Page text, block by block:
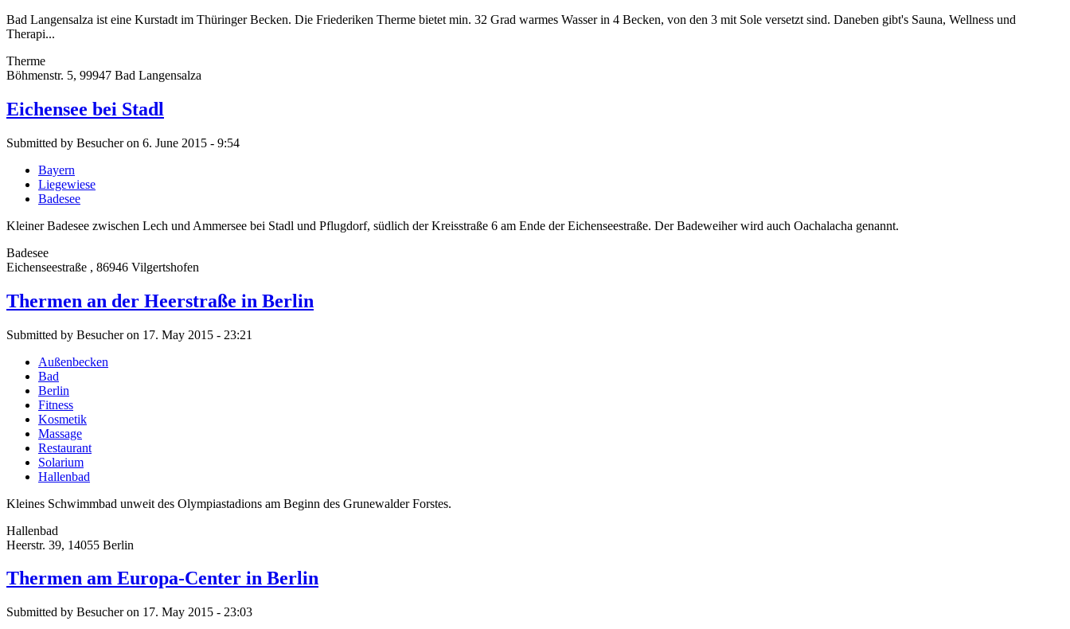
Bad Langensalza ist eine Kurstadt im Thüringer Becken. Die Friederiken Therme bietet min. 32 Grad warmes Wasser in 4 Becken, von den 3 mit Sole versetzt sind. Daneben gibt's Sauna, Wellness und
Therapi...
Therme
Böhmenstr. 5, 99947 Bad Langensalza
Eichensee bei Stadl
Submitted by Besucher on 6. June 2015 - 9:54
Bayern
Liegewiese
Badesee
Kleiner Badesee zwischen Lech und Ammersee bei Stadl und Pflugdorf, südlich der Kreisstraße 6 am Ende der Eichenseestraße. Der Badeweiher wird auch Oachalacha genannt.
Badesee
Eichenseestraße , 86946 Vilgertshofen
Thermen an der Heerstraße in Berlin
Submitted by Besucher on 17. May 2015 - 23:21
Außenbecken
Bad
Berlin
Fitness
Kosmetik
Massage
Restaurant
Solarium
Hallenbad
Kleines Schwimmbad unweit des Olympiastadions am Beginn des Grunewalder Forstes.
Hallenbad
Heerstr. 39, 14055 Berlin
Thermen am Europa-Center in Berlin
Submitted by Besucher on 17. May 2015 - 23:03